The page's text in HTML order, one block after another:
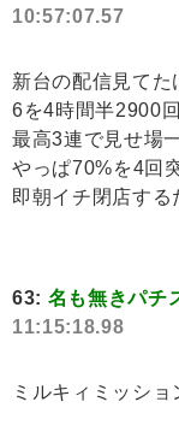
10:57:07.57
新台の配信見てた
6を4時間半2900
最高3連で見せ場
やっぱ70%を4回
即朝イチ閉店する
63: 名も無きパチ
11:15:18.98
ミルキィミッシ